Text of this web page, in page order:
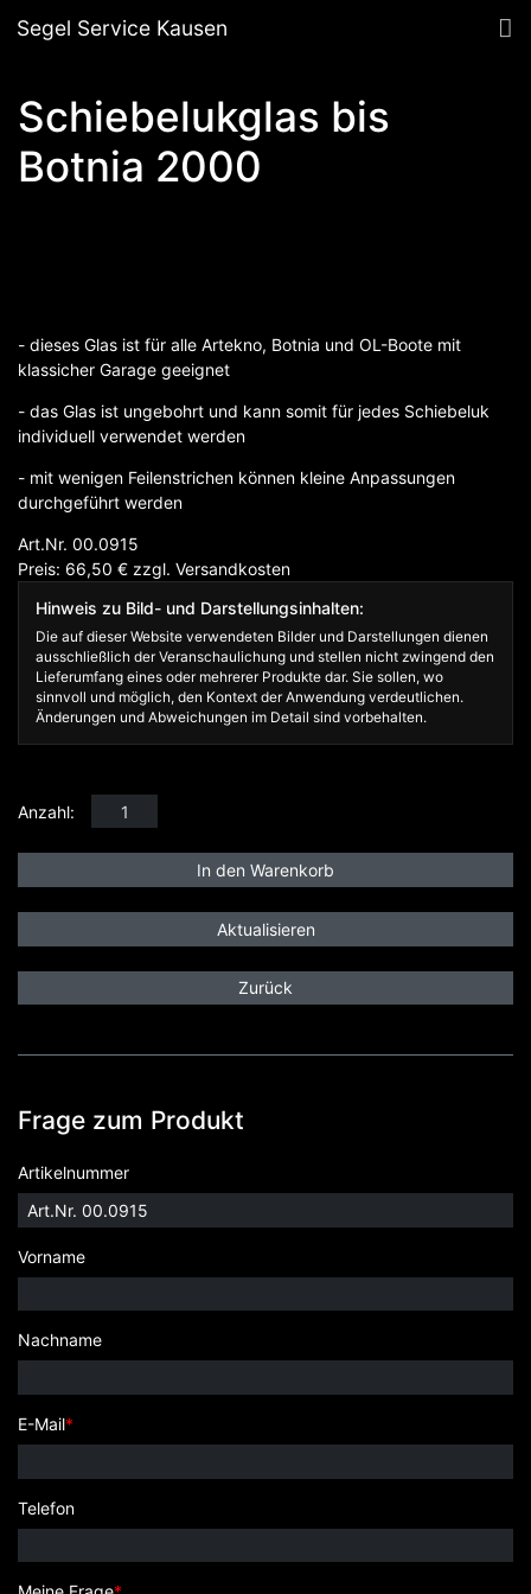
Segel Service Kausen
Schiebelukglas bis
Botnia 2000
- dieses Glas ist für alle Artekno, Botnia und OL-Boote mit
klassicher Garage geeignet
- das Glas ist ungebohrt und kann somit für jedes Schiebeluk
individuell verwendet werden
- mit wenigen Feilenstrichen können kleine Anpassungen
durchgeführt werden
Art.Nr. 00.0915
Preis: 66,50 € zzgl. Versandkosten
Hinweis zu Bild- und Darstellungsinhalten:
Die auf dieser Website verwendeten Bilder und Darstellungen dienen
ausschließlich der Veranschaulichung und stellen nicht zwingend den
Lieferumfang eines oder mehrerer Produkte dar. Sie sollen, wo
sinnvoll und möglich, den Kontext der Anwendung verdeutlichen.
Änderungen und Abweichungen im Detail sind vorbehalten.
Anzahl:
Zurück
Frage zum Produkt
Artikelnummer
Vorname
Nachname
E-Mail*
Telefon